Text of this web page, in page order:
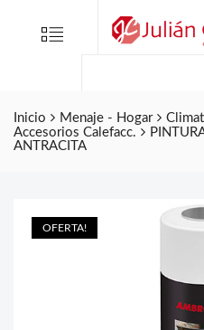
Menu
Inicio Menaje - Hogar
Accesorios Calefacc.
ANTRACITA
OFERTA!
Folletos
Contacto